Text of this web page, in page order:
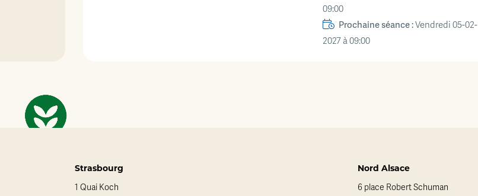
09:00
Prochaine séance :Vendredi 05-02-
2027 à 09:00
Strasbourg
1 Quai Koch
Nord Alsace
6 place Robert Schuman